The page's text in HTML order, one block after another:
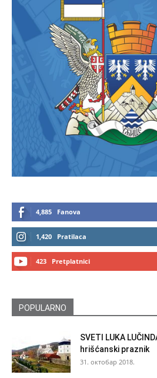
4,885 Fanova
1,420 Pratilaca
423 Pretplatnici
POPULARNO
SVETI LUKA
hrišćanski praznik
31. октобар 2018.